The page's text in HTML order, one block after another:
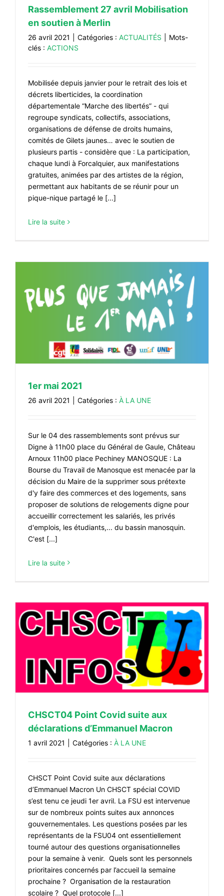
Rassemblement 27 avril Mobilisation
en soutien à Merlin
26 avril 2021 Catégories : ACTUALITÉS
Mots-
clés : ACTIONS
Mobilisée depuis janvier pour le retrait des lois et
décrets liberticides, la coordination
départementale “Marche des libertés” - qui
regroupe syndicats, collectifs, associations,
organisations de défense de droits humains,
comités de Gilets jaunes… avec le soutien de
plusieurs partis - considère que : La participation,
chaque lundi à Forcalquier, aux manifestations
gratuites, animées par des artistes de la région,
permettant aux habitants de se réunir pour un
pique-nique partagé le [...]
Lire la suite
1er mai 2021
26 avril 2021 Catégories : À LA UNE
Sur le 04 des rassemblements sont prévus sur
Digne à 11h00 place du Général de Gaule, Château
Arnoux 11h00 place Pechiney MANOSQUE : La
Bourse du Travail de Manosque est menacée par la
décision du Maire de la supprimer sous prétexte
d'y faire des commerces et des logements, sans
proposer de solutions de relogements digne pour
accueillir correctement les salariés, les privés
d'emplois, les étudiants,... du bassin manosquin.
C'est [...]
Lire la suite
CHSCT04 Point Covid suite aux
déclarations d’Emmanuel Macron
1 avril 2021 Catégories : À LA UNE
CHSCT Point Covid suite aux déclarations
d’Emmanuel Macron Un CHSCT spécial COVID
s’est tenu ce jeudi 1er avril. La FSU est intervenue
sur de nombreux points suites aux annonces
gouvernementales. Les questions posées par les
représentants de la FSU04 ont essentiellement
tourné autour des questions organisationnelles
pour la semaine à venir. Quels sont les personnels
prioritaires concernés par l’accueil la semaine
prochaine ? Organisation de la restauration
scolaire ? Quel protocole [...]